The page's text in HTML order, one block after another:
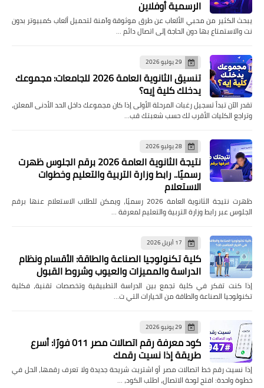
الرسمية أوفلاين
يبحث الكثير من محبي الألعاب عن طرق موثوقة وآمنة لتحميل ألعاب كمبيوتر بدون
نت والاستمتاع بها دون الحاجة إلى اتصال دائم …
29 يوليو 2026
تنسيق الثانوية العامة 2026 للجامعات: مجموعك
يدخلك كلية إيه؟
تقدر الآن تبدأ تسجيل رغبات المرحلة الأولى إذا كان مجموعك داخل الحد الأدنى المعلن،
وتراجع الكليات الأقرب لك حسب شعبتك قب…
28 يوليو 2026
نتيجة الثانوية العامة 2026 برقم الجلوس ظهرت
رسميًا.. رابط وزارة التربية والتعليم وخطوات
الاستعلام
ظهرت نتيجة الثانوية العامة 2026 رسميًا، ويمكن للطلاب الاستعلام عنها برقم
الجلوس عبر رابط وزارة التربية والتعليم لمعرفة …
17 أبريل 2026
كلية تكنولوجيا الصناعة والطاقة: الأقسام ونظام
الدراسة والمميزات والعيوب وشروط القبول
إذا كنت تفكر في كلية تجمع بين الدراسة التطبيقية وتخصصات تقنية، فكلية
تكنولوجيا الصناعة والطاقة من الخيارات التي ت…
29 يونيو 2026
كود معرفة رقم اتصالات مصر 011 فورًا: أسرع
طريقة إذا نسيت رقمك
إذا نسيت رقم خط اتصالات مصر أو اشتريت شريحة جديدة ولا تعرف رقمها، الحل في
خطوة واحدة: افتح لوحة الاتصال، اطلب الكود، …